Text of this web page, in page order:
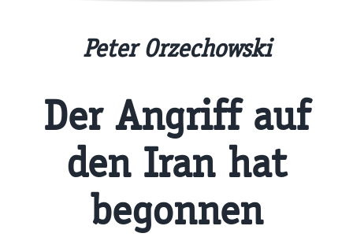
Peter Orzechowski
Der Angriff auf
den Iran hat
begonnen